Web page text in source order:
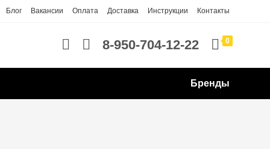
Блог Вакансии Оплата Доставка Инструкции Контакты
8-950-704-12-22 0
Бренды